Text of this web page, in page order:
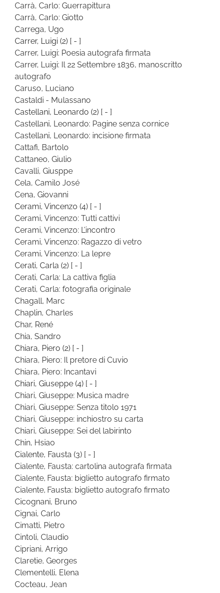
Carrà, Carlo: Guerrapittura
Carrà, Carlo: Giotto
Carrega, Ugo
Carrer, Luigi (2) [ - ]
Carrer, Luigi: Poesia autografa firmata
Carrer, Luigi: Il 22 Settembre 1836, manoscritto
autografo
Caruso, Luciano
Castaldi - Mulassano
Castellani, Leonardo (2) [ - ]
Castellani, Leonardo: Pagine senza cornice
Castellani, Leonardo: incisione firmata
Cattafi, Bartolo
Cattaneo, Giulio
Cavalli, Giusppe
Cela, Camilo José
Cena, Giovanni
Cerami, Vincenzo (4) [ - ]
Cerami, Vincenzo: Tutti cattivi
Cerami, Vincenzo: L’incontro
Cerami, Vincenzo: Ragazzo di vetro
Cerami, Vincenzo: La lepre
Cerati, Carla (2) [ - ]
Cerati, Carla: La cattiva figlia
Cerati, Carla: fotografia originale
Chagall, Marc
Chaplin, Charles
Char, René
Chia, Sandro
Chiara, Piero (2) [ - ]
Chiara, Piero: Il pretore di Cuvio
Chiara, Piero: Incantavi
Chiari, Giuseppe (4) [ - ]
Chiari, Giuseppe: Musica madre
Chiari, Giuseppe: Senza titolo 1971
Chiari, Giuseppe: inchiostro su carta
Chiari, Giuseppe: Sei del labirinto
Chin, Hsiao
Cialente, Fausta (3) [ - ]
Cialente, Fausta: cartolina autografa firmata
Cialente, Fausta: biglietto autografo firmato
Cialente, Fausta: biglietto autografo firmato
Cicognani, Bruno
Cignai, Carlo
Cimatti, Pietro
Cintoli, Claudio
Cipriani, Arrigo
Claretie, Georges
Clementelli, Elena
Cocteau, Jean